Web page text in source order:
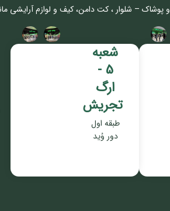
پوشاک – شلوار ، کت دامن، کیف و لوازم
شعبه
5 -
ارگ
تجریش
طبقه اول
دور وُید